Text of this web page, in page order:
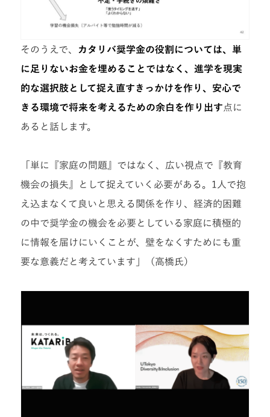
そのうえで、
カタリバ奨学金の役割については、単
に足りないお金を埋めることではなく、進学を現実
的な選択肢として捉え直すきっかけを作り、安心で
きる環境で将来を考えるための余白を作り出す 点に
あると話します。
「単に『家庭の問題』ではなく、広い視点で『教育
機会の損失』として捉えていく必要がある。1人で抱
え込まなくて良いと思える関係を作り、経済的困難
の中で奨学金の機会を必要としている家庭に積極的
に情報を届けにいくことが、壁をなくすためにも重
要な意義だと考えています」（高橋氏）